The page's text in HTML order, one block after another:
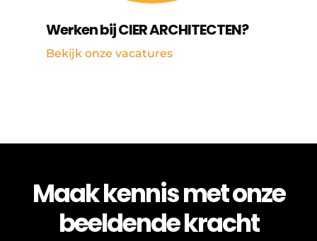
Werken bij CIER ARCHITECTEN?
Bekijk onze vacatures
Maak kennis met onze
beeldende kracht